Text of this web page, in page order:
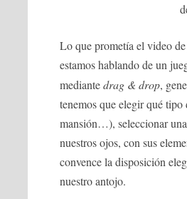
Lo que prometía el video
estamos hablando de un
mediantedrag & drop,
tenemos que elegir qué tipo
mansión…), seleccionar
nuestros ojos, con sus
convence la disposición
nuestro antojo.